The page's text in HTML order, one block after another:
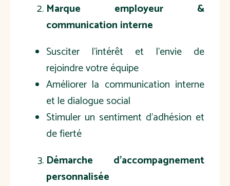
Marque employeur &
communication interne
Susciter l'intérêt et l'envie de
rejoindre votre équipe
Améliorer la communication interne
et le dialogue social
Stimuler un sentiment d’adhésion et
de fierté
Démarche d'accompagnement
personnalisée